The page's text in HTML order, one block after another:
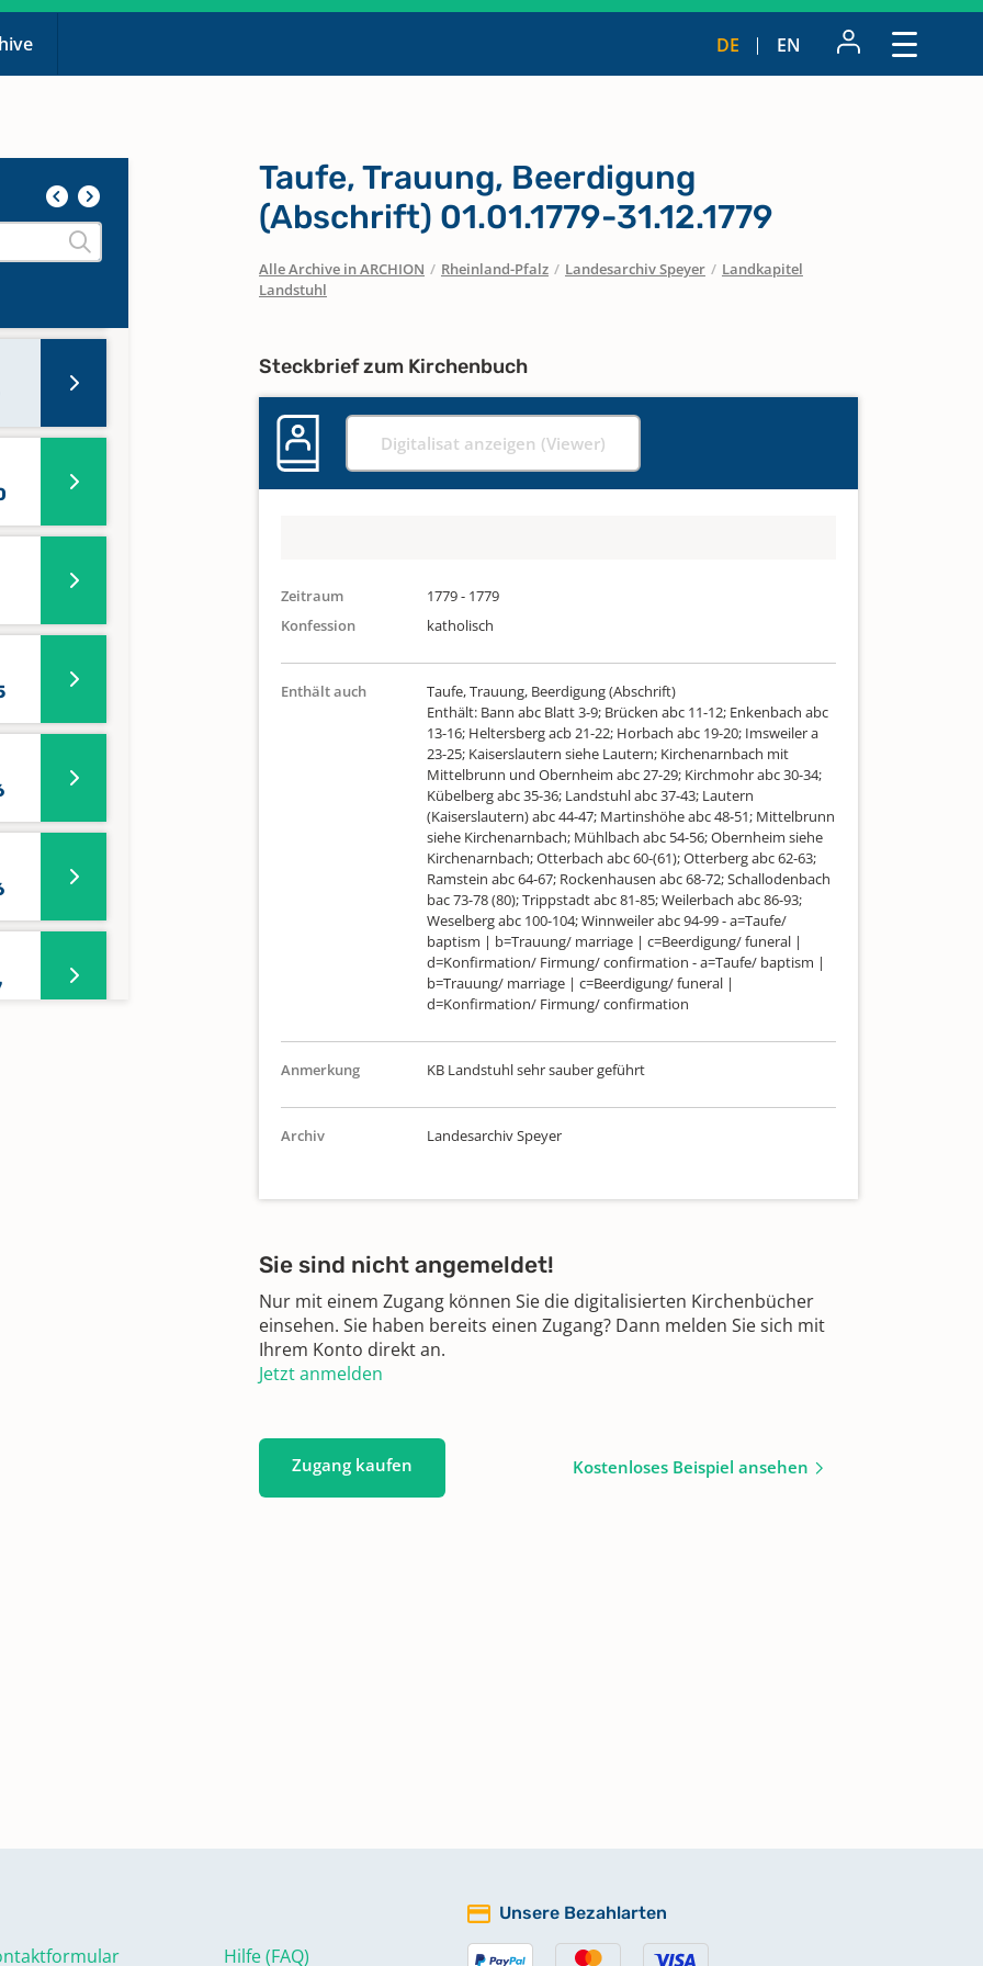
DE EN
Taufe, Trauung, Beerdigung
(Abschrift) 01.01.1779-31.12.1779
Alle Archive in ARCHION / Rheinland-Pfalz / Landesarchiv Speyer / Landkapitel
Landstuhl
Steckbrief zum Kirchenbuch
Digitalisat anzeigen (Viewer)
Zeitraum
1779 - 1779
Konfession
katholisch
Enthält auch
Taufe, Trauung, Beerdigung (Abschrift)
Enthält: Bann abc Blatt 3-9; Brücken abc 11-12; Enkenbach abc
13-16; Heltersberg acb 21-22; Horbach abc 19-20; Imsweiler a
23-25; Kaiserslautern siehe Lautern; Kirchenarnbach mit
Mittelbrunn und Obernheim abc 27-29; Kirchmohr abc 30-34;
Kübelberg abc 35-36; Landstuhl abc 37-43; Lautern
(Kaiserslautern) abc 44-47; Martinshöhe abc 48-51; Mittelbrunn
siehe Kirchenarnbach; Mühlbach abc 54-56; Obernheim siehe
Kirchenarnbach; Otterbach abc 60-(61); Otterberg abc 62-63;
Ramstein abc 64-67; Rockenhausen abc 68-72; Schallodenbach
bac 73-78 (80); Trippstadt abc 81-85; Weilerbach abc 86-93;
Weselberg abc 100-104; Winnweiler abc 94-99 - a=Taufe/
baptism | b=Trauung/ marriage | c=Beerdigung/ funeral |
d=Konfirmation/ Firmung/ confirmation - a=Taufe/ baptism |
b=Trauung/ marriage | c=Beerdigung/ funeral |
d=Konfirmation/ Firmung/ confirmation
Anmerkung KB Landstuhl sehr sauber geführt
Archiv Landesarchiv Speyer
Sie sind nicht angemeldet!
Nur mit einem Zugang können Sie die digitalisierten Kirchenbücher
einsehen. Sie haben bereits einen Zugang? Dann melden Sie sich mit
Ihrem Konto direkt an.
Jetzt anmelden
Zugang kaufen Kostenloses Beispiel ansehen
Hilfe (FAQ)
Unsere Bezahlarten